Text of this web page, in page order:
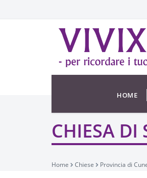
HOME
CHIESA
Home Chiese Provincia di